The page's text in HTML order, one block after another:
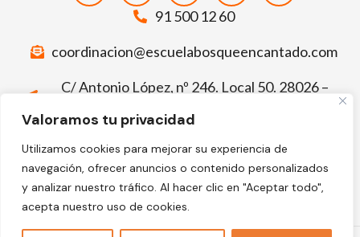
Valoramos tu privacidad
Utilizamos cookies para mejorar su experiencia de
navegación, ofrecer anuncios o contenido personalizados
y analizar nuestro tráfico. Al hacer clic en "Aceptar todo",
acepta nuestro uso de cookies.
91 500 12 60
coordinacion@escuelabosqueencantado.com
C/ Antonio López, nº 246. Local 50. 28026 –
Deja tu comentario sobre El Bosque
Encantado
Facebook-
f
Google